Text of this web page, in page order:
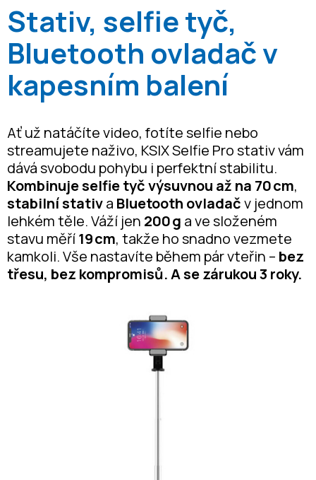
Stativ, selfie tyč,
Bluetooth ovladač v
kapesním balení
Ať už natáčíte video, fotíte selfie nebo
streamujete naživo, KSIX Selfie Pro stativvám
dává svobodu pohybu i perfektní stabilitu.
Kombinuje selfie tyč výsuvnou až na 70 cm,
stabilní stativa Bluetooth ovladačv jednom
lehkém těle. Váží jen 200 g a ve složeném
stavu měří19 cm, takže ho snadno vezmete
kamkoli. Vše nastavíte během pár vteřin – bez
třesu, bez kompromisů. A se zárukou 3 roky.